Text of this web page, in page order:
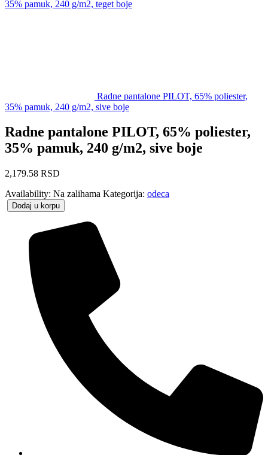
35% pamuk, 240 g/m2, teget boje
Radne pantalone PILOT, 65% poliester,
35% pamuk, 240 g/m2, sive boje
Radne pantalone PILOT, 65% poliester,
35% pamuk, 240 g/m2, sive boje
2,179.58 RSD
Availability: Na zalihama Kategorija: odeca
Dodaj u korpu